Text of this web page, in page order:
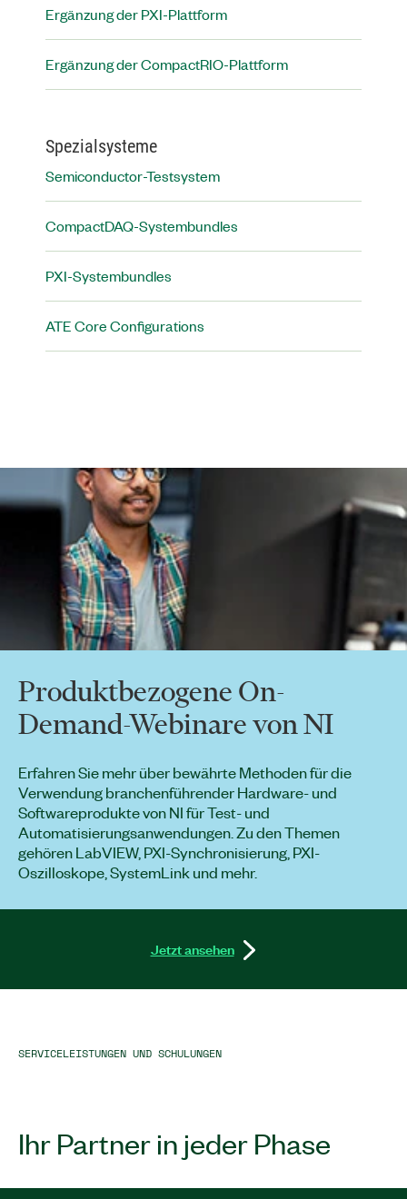
Ergänzung der PXI-Plattform
Ergänzung der CompactRIO-Plattform
Spezialsysteme
Semiconductor-Testsystem
CompactDAQ-Systembundles
PXI-Systembundles
ATE Core Configurations​
Produktbezogene On-
Demand-Webinare von NI
Erfahren Sie mehr über bewährte Methoden für die
Verwendung branchenführender Hardware- und
Softwareprodukte von NI für Test- und
Automatisierungsanwendungen. Zu den Themen
gehören LabVIEW, PXI-Synchronisierung, PXI-
Oszilloskope, SystemLink und mehr.
Jetzt ansehen
SERVICELEISTUNGEN UND SCHULUNGEN
Ihr Partner in jeder Phase